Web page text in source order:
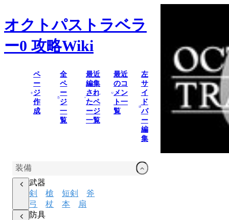
オクトパストラベラ
ー0 攻略Wiki
ペ
ー
ジ
作
成
全
ペ
ー
ジ
一
覧
最近
編集
され
たペ
ージ
一覧
最近
のコ
メン
ト一
覧
左
サ
イ
ド
バ
ー
編
集
装備
武器
剣
槍 短剣
斧
弓
杖 本
扇
防具